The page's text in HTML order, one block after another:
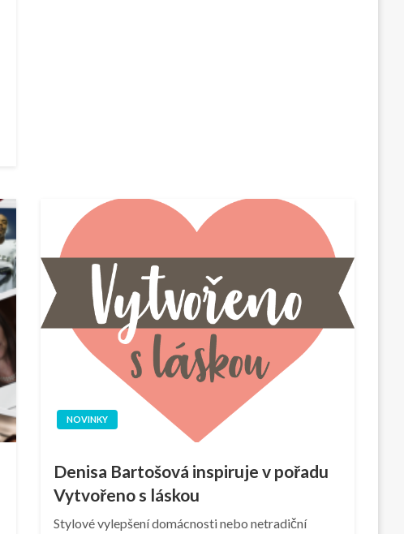
NOVINKY
Denisa Bartošová inspiruje v pořadu
Vytvořeno s láskou
Stylové vylepšení domácnosti nebo netradiční